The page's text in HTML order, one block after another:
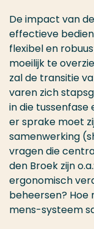
De impact van
effectieve
flexibel en
moeilijk te
zal de transitie
varen zich
in die
er sprake moet
samenwerking
vragen die
den Broek zijn
ergonomisch
beheersen?
mens-systeem